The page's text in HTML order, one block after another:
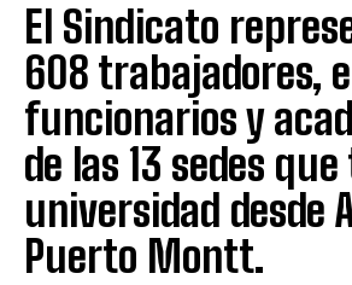
El Sindicato
608 trabajadores,
funcionarios y
de las 13 sedes
universidad desde
Puerto Montt.